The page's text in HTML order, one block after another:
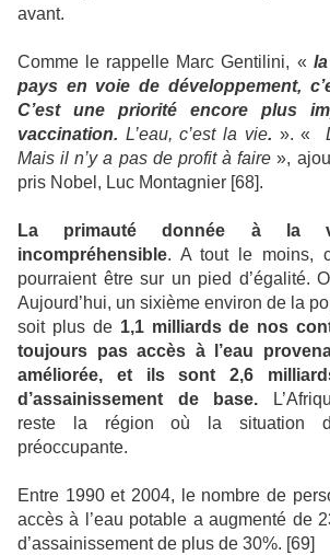
avant.
Comme le rappelle Marc Gentilini, «
pays en voie de développement,
C’est une priorité encore plus
vaccination. L’eau, c’est la vie. ». «
Mais il n’y a pas de profit à faire»,
pris Nobel, Luc Montagnier [68].
La primauté donnée à la
incompréhensible. A tout le moins,
pourraient être sur un pied d’égalité.
Aujourd’hui, un sixième environ de la
soit plus de 1,1 milliards de nos
toujours pas accès à l’eau
améliorée, et ils sont 2,6
d’assainissement de base.
reste la région où la situation
préoccupante.
Entre 1990 et 2004, le nombre de
accès à l’eau potable a augmenté de
d’assainissement de plus de 30%. [69]